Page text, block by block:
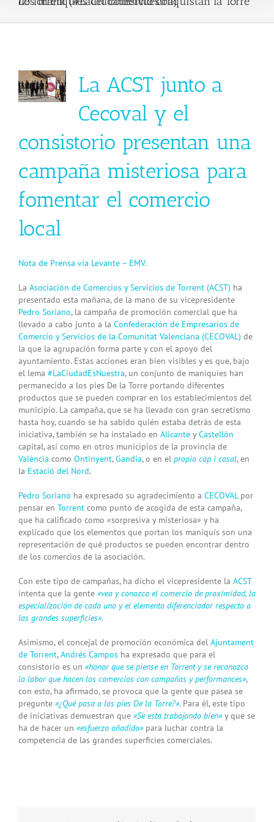
View
Larger
Image
La ACST junto a
Cecoval y el
consistorio presentan una
campaña misteriosa para
fomentar el comercio
local
Nota de Prensa vía Levante – EMV.
La Asociación de Comercios y Servicios de Torrent (ACST) ha
presentado esta mañana, de la mano de su vicepresidente
Pedro Soriano, la campaña de promoción comercial que ha
llevado a cabo junto a la Confederación de Empresarios de
Comercio y Servicios de la Comunitat Valenciana (CECOVAL) de
la que la agrupación forma parte y con el apoyo del
ayuntamiento. Estas acciones eran bien visibles y es que, bajo
el lema #LaCiudadEsNuestra, un conjunto de maniquíes han
permanecido a los pies De la Torre portando diferentes
productos que se pueden comprar en los establecimientos del
municipio. La campaña, que se ha llevado con gran secretismo
hasta hoy, cuando se ha sabido quién estaba detrás de esta
iniciativa, también se ha instalado en Alicante yCastellón
capital, así como en otros municipios de la provincia de
València como Ontinyent,Gandía, o en el propio cap i casal, en
la Estació del Nord.
Pedro Soriano ha expresado su agradecimiento a CECOVALpor
pensar en Torrent como punto de acogida de esta campaña,
que ha calificado como «sorpresiva y misteriosa» y ha
explicado que los elementos que portan los maniquís son una
representación de qué productos se pueden encontrar dentro
de los comercios de la asociación.
Con este tipo de campañas, ha dicho el vicepresidente la ACST
intenta que la gente «vea y conozca el comercio de proximidad, la
especialización de cada uno y el elemento diferenciador respecto a
las grandes superficies».
Asimismo, el concejal de promoción económica del Ajuntament
de Torrent,Andrés Campos ha expresado que para el
consistorio es un «honor que se piense en Torrent y se reconozca
la labor que hacen los comercios con campañas y performances»,
con esto, ha afirmado, se provoca que la gente que pasea se
pregunte «¿Qué pasa a los pies De la Torre?». Para él, este tipo
de iniciativas demuestran que «Se esta trabajando bien»y que se
ha de hacer un «esfuerzo añadido»para luchar contra la
competencia de las grandes superficies comerciales.